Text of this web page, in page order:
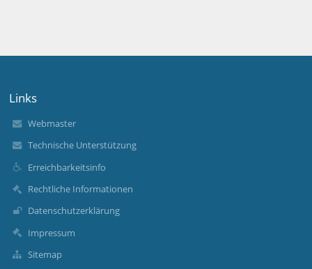
Links
Webmaster
Technische Unterstützung
Erreichbarkeitsinfo
Rechtliche Informationen
Datenschutzerklärung
Impressum
Sitemap